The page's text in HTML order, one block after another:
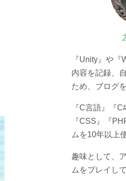
『Unity』や
内容を記録、
ため、ブログ
『C言語』『
『CSS』『
ムを10年以上
趣味として、
ムをプレイし